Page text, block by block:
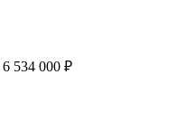
6 534 000 ₽